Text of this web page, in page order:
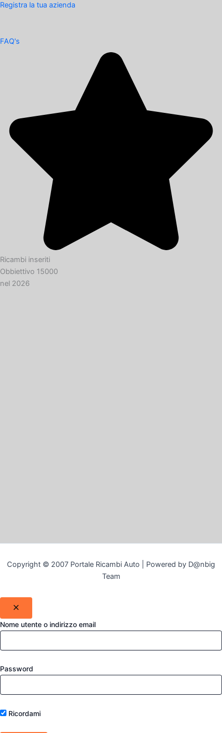
Registra la tua azienda
FAQ's
Ricambi inseriti
Obbiettivo 15000
nel 2026
Copyright © 2007 Portale Ricambi Auto | Powered by D@nbig
Team
Nome utente o indirizzo email
Password
Ricordami